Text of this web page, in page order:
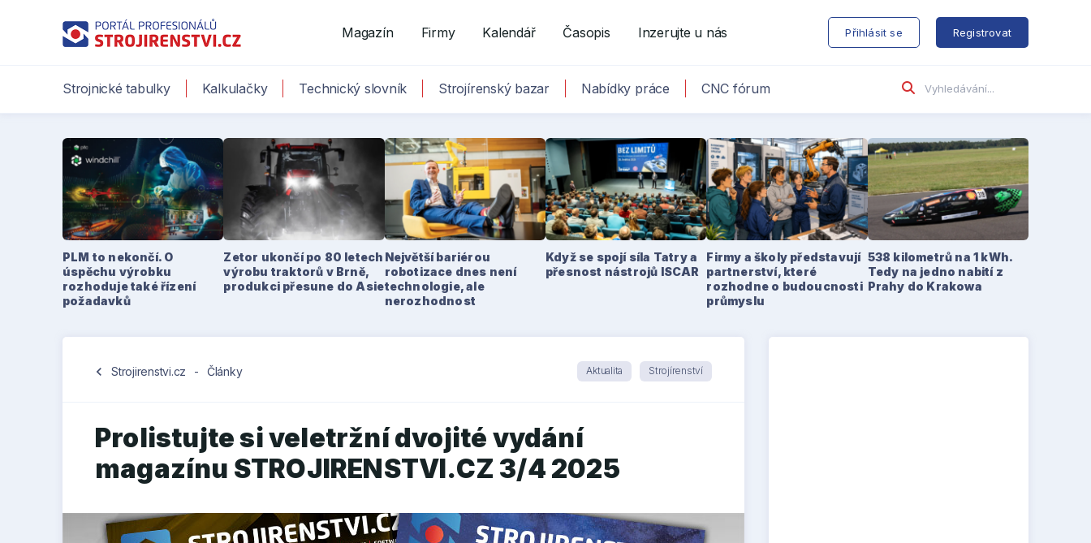
Magazín Firmy Kalendář Časopis Inzerujte u nás Přihlásit se Registrovat
Strojnické tabulky Kalkulačky Technický slovník Strojírenský bazar Nabídky práce CNC fórum
PLM to nekončí. O
úspěchu výrobku
rozhoduje také řízení
požadavků
Zetor ukončí po 80 letech
výrobu traktorů v Brně,
produkci přesune do Asie
Největší bariérou
robotizace dnes není
technologie, ale
nerozhodnost
Když se spojí síla Tatry a
přesnost nástrojů ISCAR
Firmy a školy představují
partnerství, které
rozhodne o budoucnosti
průmyslu
538 kilometrů na 1 kWh.
Tedy na jedno nabití z
Prahy do Krakowa
chevron_left Strojirenstvi.cz - Články Aktualita Strojírenství
Prolistujte si veletržní dvojité vydání
magazínu STROJIRENSTVI.CZ 3/4 2025